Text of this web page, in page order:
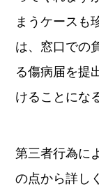
まうケースも
は、窓口での
る傷病届を提
けることにな
第三者行為に
の点から詳し